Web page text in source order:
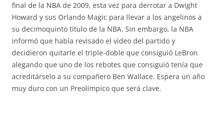
final de la NBA de 2009, esta vez para derrotar a Dwight
Howard y sus Orlando Magic para llevar a los angelinos a
su decimoquinto título de la NBA. Sin embargo, la NBA
informó que había revisado el vídeo del partido y
decidieron quitarle el triple-doble que consiguió LeBron
alegando que uno de los rebotes que consiguió tenía que
acreditárselo a su compañero Ben Wallace. Espera un año
muy duro con un Preolímpico que será clave.